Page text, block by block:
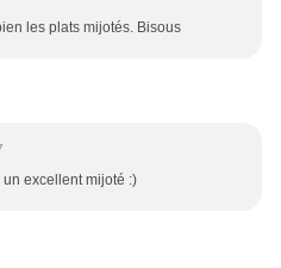
les plats mijotés. Bisous
excellent mijoté :)